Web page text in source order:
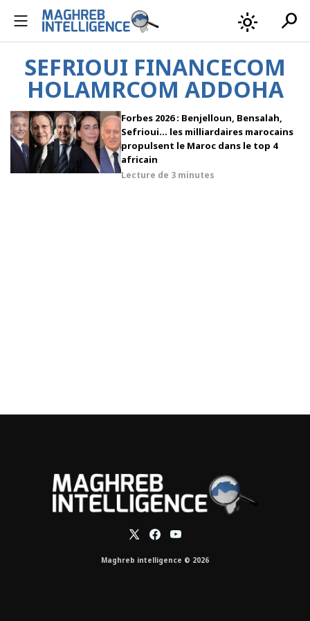
light_mode search
SEFRIOUI FINANCECOM
HOLAMRCOM ADDOHA
Forbes 2026 : Benjelloun, Bensalah,
Sefrioui… les milliardaires marocains
propulsent le Maroc dans le top 4
africain
Lecture de 3 minutes
Maghreb intelligence © 2026